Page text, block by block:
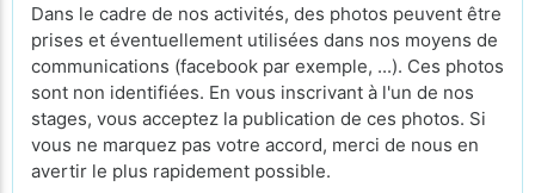
Dans le cadre de nos activités, des photos peuvent être
prises et éventuellement utilisées dans nos moyens de
communications (facebook par exemple, ...). Ces photos
sont non identifiées. En vous inscrivant à l'un de nos
stages, vous acceptez la publication de ces photos. Si
vous ne marquez pas votre accord, merci de nous en
avertir le plus rapidement possible.